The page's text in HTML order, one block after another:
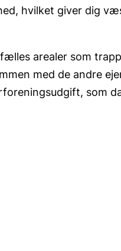
hvilket giver dig
arealer som
med de andre
som